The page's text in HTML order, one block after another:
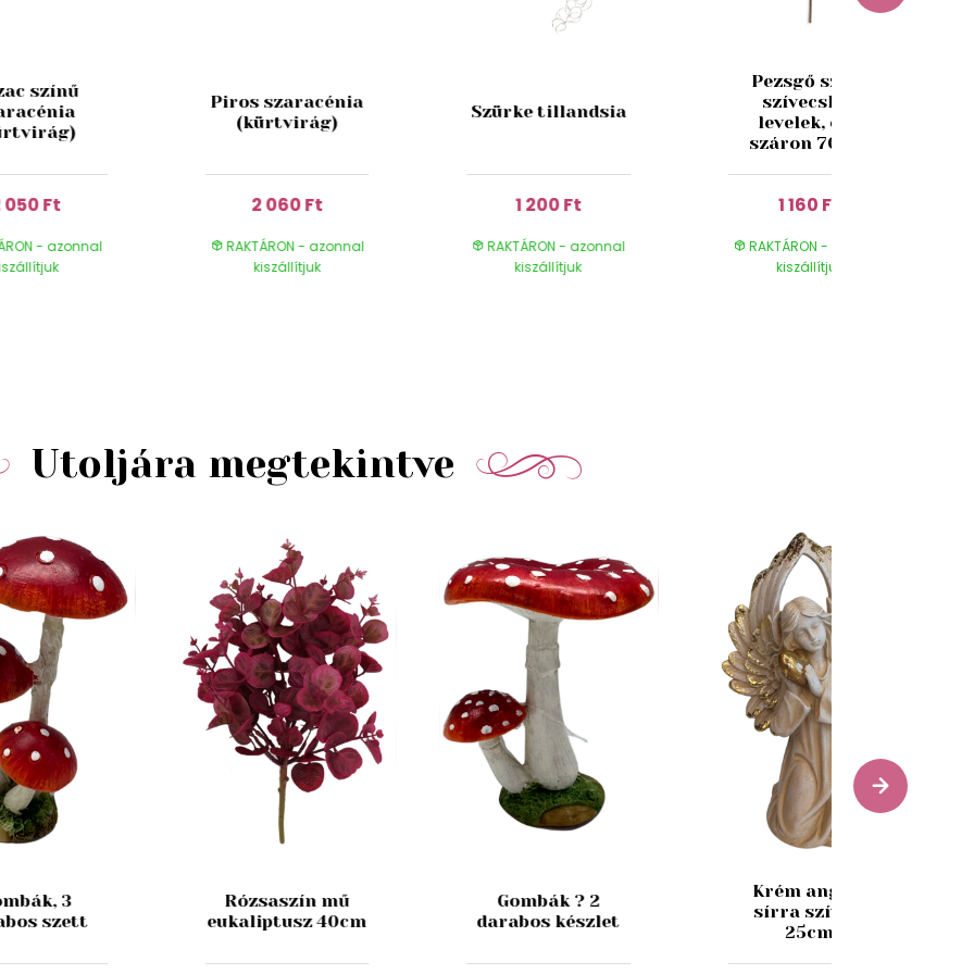
színű
050 Ft
- azonnal
Piros szaracénia
(kürtvirág)
2 060 Ft
RAKTÁRON - azonnal
kiszállítjuk
Szürke tillandsia
1 200 Ft
RAKTÁRON - azonnal
kiszállítjuk
Pezsgő színű
szívecskés
levelek, egy
száron 70 cm
1 160 Ft
RAKTÁRON - azonnal
kiszállítjuk
Utoljára megtekintve
3
szett
Rózsaszín mű
eukaliptusz 40cm
Gombák ? 2
darabos készlet
Krém angyal
sírra szívvel
25cm